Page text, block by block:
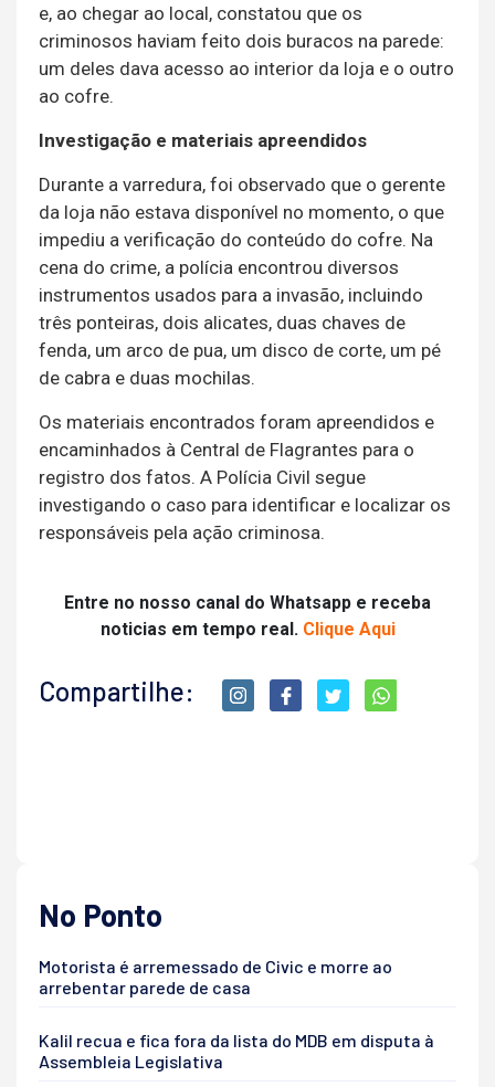
e, ao chegar ao local, constatou que os
criminosos haviam feito dois buracos na parede:
um deles dava acesso ao interior da loja e o outro
ao cofre.
Investigação e materiais apreendidos
Durante a varredura, foi observado que o gerente
da loja não estava disponível no momento, o que
impediu a verificação do conteúdo do cofre. Na
cena do crime, a polícia encontrou diversos
instrumentos usados para a invasão, incluindo
três ponteiras, dois alicates, duas chaves de
fenda, um arco de pua, um disco de corte, um pé
de cabra e duas mochilas.
Os materiais encontrados foram apreendidos e
encaminhados à Central de Flagrantes para o
registro dos fatos. A Polícia Civil segue
investigando o caso para identificar e localizar os
responsáveis pela ação criminosa.
Entre no nosso canal do Whatsapp e receba
noticias em tempo real. Clique Aqui
Compartilhe:
No Ponto
Motorista é arremessado de Civic e morre ao
arrebentar parede de casa
Kalil recua e fica fora da lista do MDB em disputa à
Assembleia Legislativa